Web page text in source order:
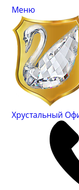
Меню
Хрустальный